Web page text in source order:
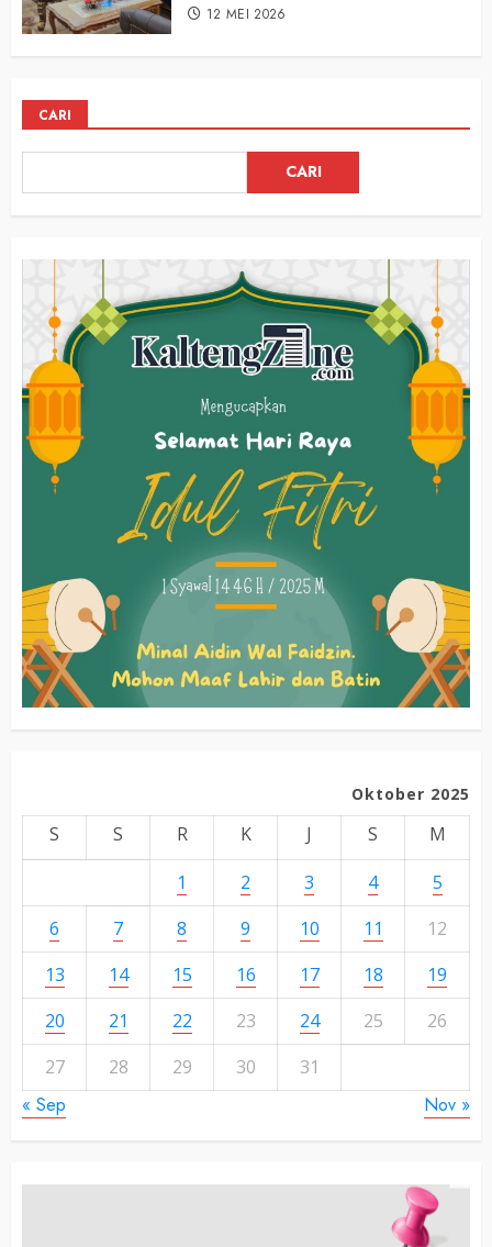
12 MEI 2026
CARI
CARI
Oktober 2025
S S R K J S
M
1
2 3 4
5
6
7 8 9 10 11
12
13
14 15 16 17 18
19
20
21 22 23 24 25
26
27
28 29 30 31
« Sep Nov »